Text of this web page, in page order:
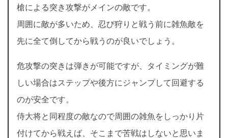
槍による突き攻撃がメインの敵です。
周囲に敵が多いため、忍び狩りと戦う前に雑魚敵を
先に全て倒してから戦うのが良いでしょう。
危攻撃の突きは弾きが可能ですが、タイミングが難
しい場合はステップや後方にジャンプして回避する
のが安全です。
侍大将と同程度の敵なので周囲の雑魚をしっかり片
付けてから戦えば、そこまで苦戦はしないと思いま